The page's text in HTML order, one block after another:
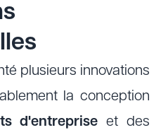
plusieurs innovations
la conception
d'entreprise et des